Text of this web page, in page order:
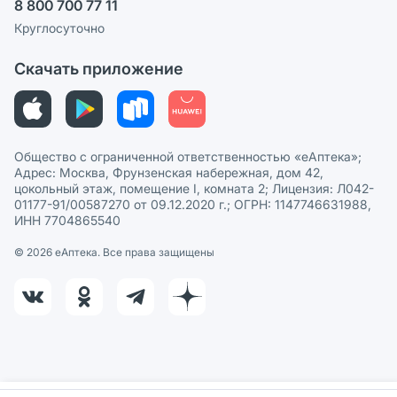
СМИ о нас
Политика рекомендаций
Политика в отношении обработки персональных данных
8 800 700 77 11
Круглосуточно
Скачать приложение
Общество с ограниченной ответственностью «еАптека»;
Адрес: Москва, Фрунзенская набережная, дом 42,
цокольный этаж, помещение I, комната 2; Лицензия: Л042-
01177-91/00587270 от 09.12.2020 г.; ОГРН: 1147746631988,
ИНН 7704865540
© 2026 eАптека. Все права защищены